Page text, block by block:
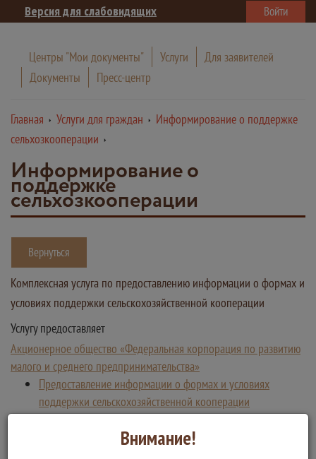
Версия для слабовидящих Войти
Центры "Мои документы" Услуги
Для заявителей
Документы
Пресс-центр
Главная Услуги для граждан
Информирование о поддержке
сельхозкооперации
Информирование о
поддержке
сельхозкооперации
Вернуться
Комплексная услуга по предоставлению информации о формах и
условиях поддержки сельскохозяйственной кооперации
Услугу предоставляет
Акционерное общество «Федеральная корпорация по развитию
малого и среднего предпринимательства»
Предоставление информации о формах и условиях
поддержки сельскохозяйственной кооперации
Внимание!